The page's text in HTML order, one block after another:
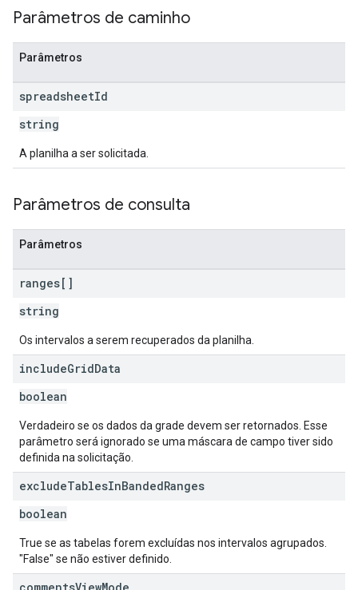
Parâmetros de caminho
Parâmetros
spreadsheetId
string
A planilha a ser solicitada.
Parâmetros de consulta
Parâmetros
ranges[]
string
Os intervalos a serem recuperados da planilha.
includeGridData
boolean
Verdadeiro se os dados da grade devem ser retornados. Esse
parâmetro será ignorado se uma máscara de campo tiver sido
definida na solicitação.
excludeTablesInBandedRanges
boolean
True se as tabelas forem excluídas nos intervalos agrupados.
"False" se não estiver definido.